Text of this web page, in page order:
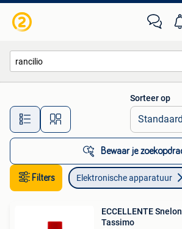
Alle afstanden…
Sorteer op
Bewaar je
Filters Elektronische apparatuur
ECCELLENTE
Tassimo